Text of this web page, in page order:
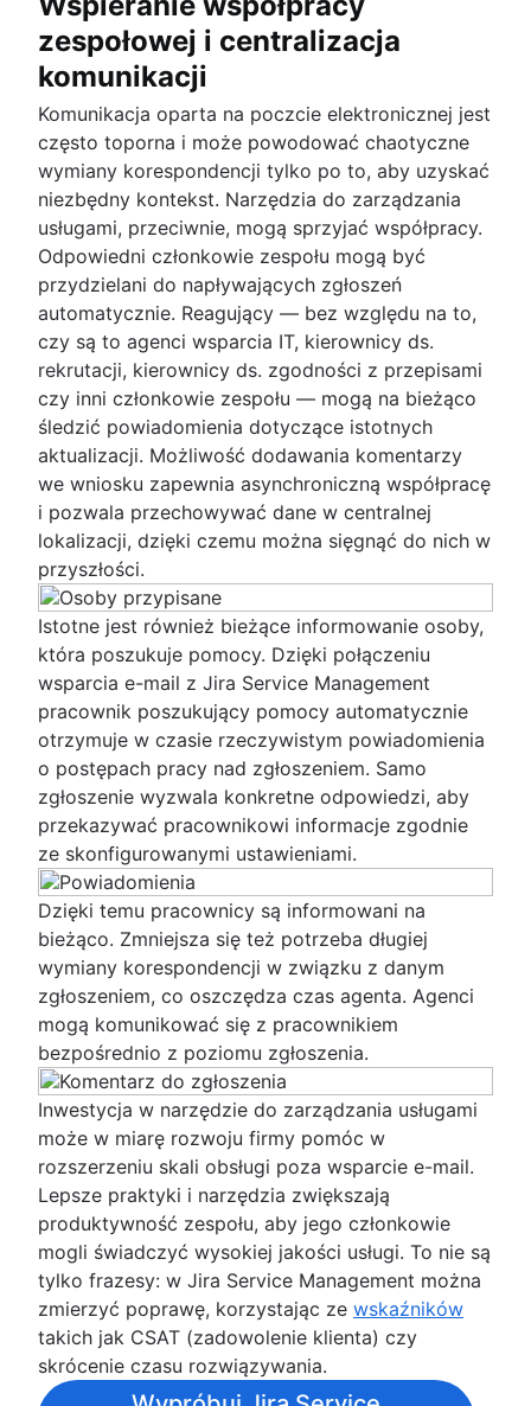
zespołowej i centralizacja
komunikacji
Komunikacja oparta na poczcie elektronicznej jest
często toporna i może powodować chaotyczne
wymiany korespondencji tylko po to, aby uzyskać
niezbędny kontekst. Narzędzia do zarządzania
usługami, przeciwnie, mogą sprzyjać współpracy.
Odpowiedni członkowie zespołu mogą być
przydzielani do napływających zgłoszeń
automatycznie. Reagujący — bez względu na to,
czy są to agenci wsparcia IT, kierownicy ds.
rekrutacji, kierownicy ds. zgodności z przepisami
czy inni członkowie zespołu — mogą na bieżąco
śledzić powiadomienia dotyczące istotnych
aktualizacji. Możliwość dodawania komentarzy
we wniosku zapewnia asynchroniczną współpracę
i pozwala przechowywać dane w centralnej
lokalizacji, dzięki czemu można sięgnąć do nich w
przyszłości.
Istotne jest również bieżące informowanie osoby,
która poszukuje pomocy. Dzięki połączeniu
wsparcia e-mail z Jira Service Management
pracownik poszukujący pomocy automatycznie
otrzymuje w czasie rzeczywistym powiadomienia
o postępach pracy nad zgłoszeniem. Samo
zgłoszenie wyzwala konkretne odpowiedzi, aby
przekazywać pracownikowi informacje zgodnie
ze skonfigurowanymi ustawieniami.
Dzięki temu pracownicy są informowani na
bieżąco. Zmniejsza się też potrzeba długiej
wymiany korespondencji w związku z danym
zgłoszeniem, co oszczędza czas agenta. Agenci
mogą komunikować się z pracownikiem
bezpośrednio z poziomu zgłoszenia.
Inwestycja w narzędzie do zarządzania usługami
może w miarę rozwoju firmy pomóc w
rozszerzeniu skali obsługi poza wsparcie e-mail.
Lepsze praktyki i narzędzia zwiększają
produktywność zespołu, aby jego członkowie
mogli świadczyć wysokiej jakości usługi. To nie są
tylko frazesy: w Jira Service Management można
zmierzyć poprawę, korzystając ze wskaźników
takich jak CSAT (zadowolenie klienta) czy
skrócenie czasu rozwiązywania.